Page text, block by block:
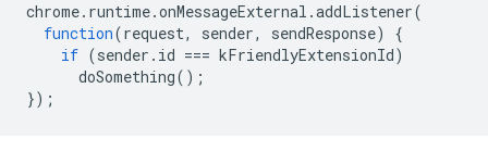
chrome. runtime.onMessageExternal .addListener(
function(request, sender, sendResponse)
{
if (sender . id === kFriendlyExtensionId)
doSomething();
});